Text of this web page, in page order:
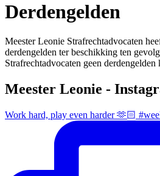
Derdengelden
Meester Leonie Strafrechtadvocaten
derdengelden ter beschikking ten
Strafrechtadvocaten geen derdengelden
Meester Leonie -
Work hard, play even harder 🫶🏻